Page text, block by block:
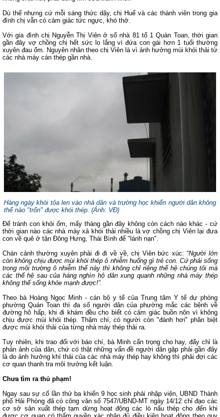
Dù thế nhưng cứ mỗi sáng thức dậy, chị Huế và các thành viên trong gia
đình chị vẫn có cảm giác tức ngực, khó thở.
Với gia đình chị Nguyễn Thị Viên ở số nhà 81 tổ 1 Quán Toan, thời gian
gần đây vợ chồng chị hết sức lo lắng vì đứa con gái hơn 1 tuổi thường
xuyên đau ốm. Nguyên nhân theo chị Viên là vì ảnh hưởng mùi khói thải từ
các nhà máy cán thép gần nhà.
Hàng ngày khói tỏa len vào nhà dân và trường học khiến người dân không
thể nào "trốn" được khói thép. (Ảnh: VĐ)
Để tránh con khỏi ốm, mấy tháng gần đây không còn cách nào khác - cứ
thời gian nào các nhà máy xả khói thải nhiều là vợ chồng chị Viên lại đưa
con về quê ở tận Đông Hưng, Thái Bình để "lánh nạn".
Chán cảnh thường xuyên phải đi đi về về, chị Viên bức xúc: “Người lớn
còn không chịu được mùi khói thép ô nhiễm huống gì trẻ con. Cứ phải sống
trong môi trường ô nhiễm thế này thì không chỉ riêng thế hệ chúng tôi mà
các thế hệ sau của hàng nghìn hộ dân xung quanh những nhà máy thép
không thể sống khỏe mạnh được!”.
Theo bà Hoàng Ngọc Minh - cán bộ y tế của Trung tâm Y tế dự phòng
phường Quán Toan thì đa số người dân của phường mắc các bệnh về
đường hô hấp, khi đi khám đều cho biết có cảm giác buồn nôn vì không
chịu được mùi khói thép. Thậm chí, có người còn "đánh hơi" phân biệt
được mùi khói thải của từng nhà máy thép thải ra.
Tuy nhiên, khi trao đổi với báo chí, bà Minh cẩn trọng cho hay, đấy chỉ là
phản ảnh của dân, chứ có thật những vấn đề người dân gặp phải gần đây
là do ảnh hưởng khí thải của các nhà máy thép hay không thì phải đợi các
cơ quan thanh tra môi trường kết luận.
Chưa tìm ra thủ phạm!
Ngay sau sự cố lần thứ ba khiến 9 học sinh phải nhập viện, UBND Thành
phố Hải Phòng đã có công văn số 7547/UBND-MT ngày 14/12 chỉ đạo các
cơ sở sản xuất thép tạm dừng hoạt động các lò nấu thép cho đến khi